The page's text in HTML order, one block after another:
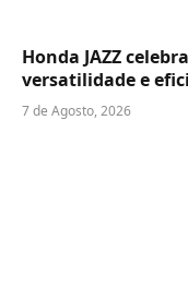
Honda JAZZ
versatilidade e
7 de Agosto, 2026